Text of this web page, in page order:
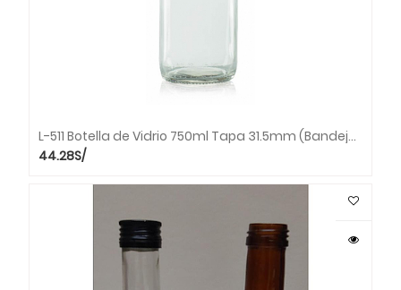
L-511 Botella de Vidrio 750ml Tapa 31.5mm (Bandeja x 30 unds.)
S/
44.28